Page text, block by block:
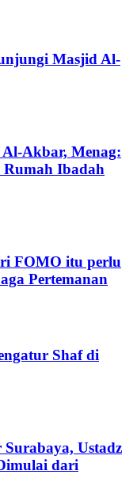
Masjid Al-
Akbar, Menag:
Ibadah
FOMO itu perlu
Pertemanan
Shaf di
Ustadz
dari